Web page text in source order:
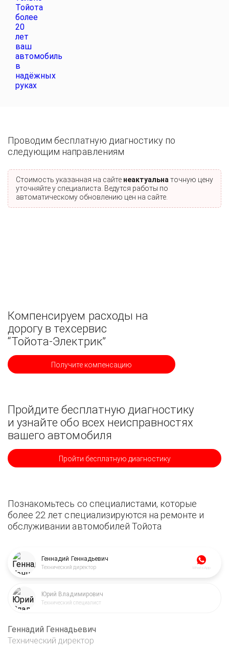
Проводим бесплатную диагностику по
следующим направлениям
Стоимость указанная на сайте неактуальна точную цену
уточняйте у специалиста. Ведутся работы по
автоматическому обновлению цен на сайте.
Компенсируем расходы на
дорогу в техсервис
“Тойота-Электрик”
Получите компенсацию
Пройдите бесплатную диагностику
и узнайте обо всех неисправностях
вашего автомобиля
Пройти бесплатную диагностику
Познакомьтесь со специалистами, которые
более 22 лет специализируются на ремонте и
обслуживании автомобилей Тойота
Геннадий Геннадьевич
Технический директор WhatsApp
Юрий Владимирович
Технический специалист
Геннадий Геннадьевич
Технический директор